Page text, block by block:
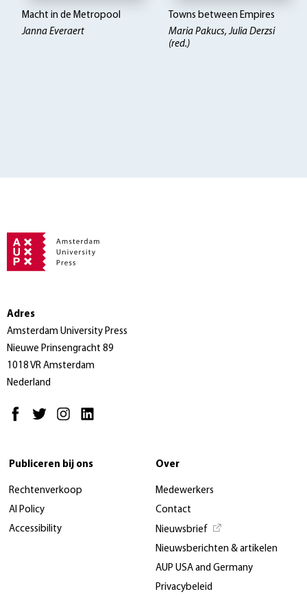
Macht in de Metropool
Janna Everaert
Towns between Empires
Maria Pakucs, Julia Derzsi
(red.)
Adres
Amsterdam University Press
Nieuwe Prinsengracht 89
1018 VR Amsterdam
Nederland
Publiceren bij ons
Rechtenverkoop
AI Policy
Accessibility
Over
Medewerkers
Contact
Nieuwsbrief
Nieuwsberichten & artikelen
AUP USA and Germany
Privacybeleid